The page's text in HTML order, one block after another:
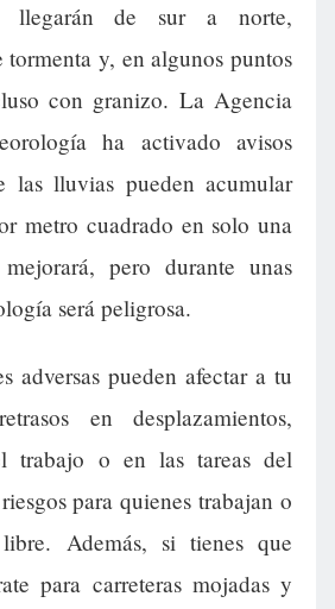
llegarán de sur a norte,
tormenta y, en algunos puntos
con granizo. La Agencia
ha activado avisos
las lluvias pueden acumular
metro cuadrado en solo una
pero durante unas
será peligrosa.
adversas pueden afectar a tu
en desplazamientos,
trabajo o en las tareas del
para quienes trabajan o
Además, si tienes que
para carreteras mojadas y